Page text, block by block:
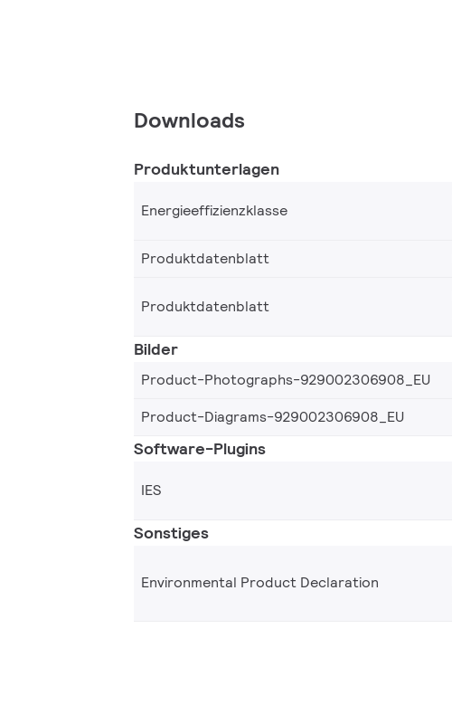
Downloads
Produktunterlagen
Energieeffizienzklasse
Produktdatenblatt
Produktdatenblatt
Bilder
Product-Photographs-929002306908_EU
Product-Diagrams-929002306908_EU
Software-Plugins
IES
Sonstiges
Environmental Product Declaration